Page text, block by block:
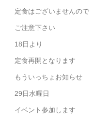
定食はございませんので
ご注意下さい
18日より
定食再開となります
もういっちょお知らせ
29日水曜日
イベント参加します